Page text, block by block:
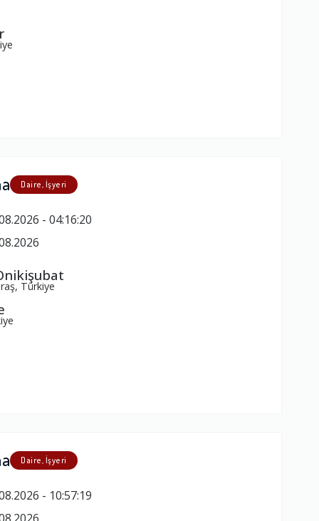
Daire, İşyeri
- 04:16:20
Türkiye
Daire, İşyeri
- 10:57:19